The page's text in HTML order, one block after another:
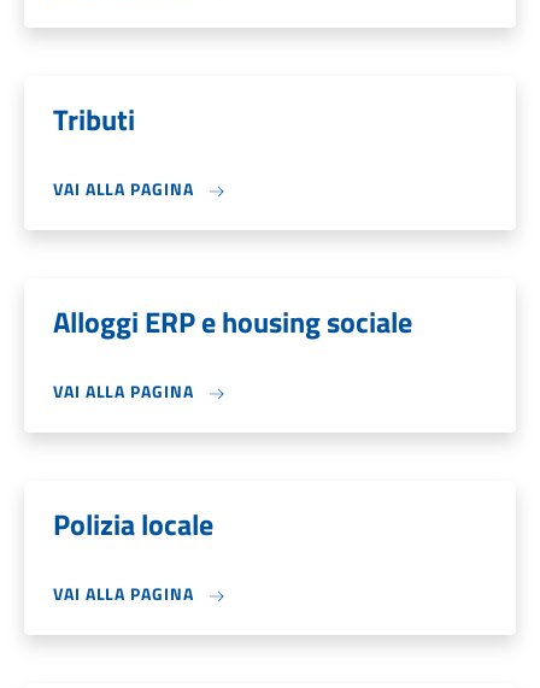
Tributi
VAI ALLA PAGINA
Alloggi ERP e housing sociale
VAI ALLA PAGINA
Polizia locale
VAI ALLA PAGINA